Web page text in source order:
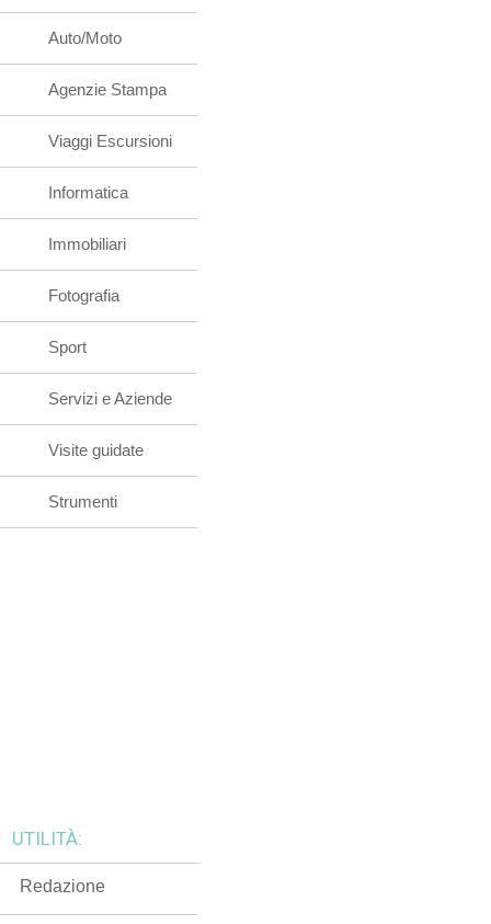
Auto/Moto
Agenzie Stampa
Viaggi Escursioni
Informatica
Immobiliari
Fotografia
Sport
Servizi e Aziende
Visite guidate
Strumenti
UTILITÀ:
Redazione